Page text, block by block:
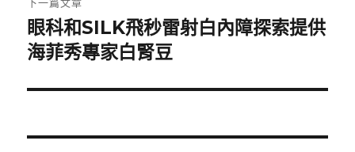
下
一
文
眼科和SILK飛秒雷射白內障探索提供
海菲秀專家白腎豆